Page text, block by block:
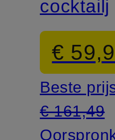
€
Beste
€ 161,49